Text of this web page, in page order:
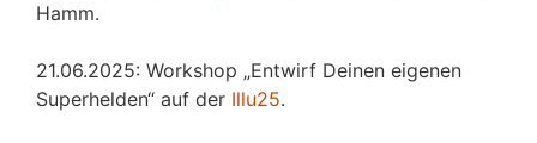
Hamm.
21.06.2025: Workshop „Entwirf Deinen eigenen
Superhelden“ auf der Illu25.